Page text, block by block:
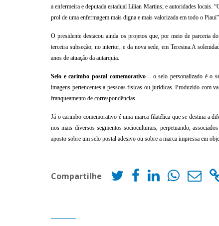
a enfermeira e deputada estadual Lilian Martins; e autoridades locais.
prol de uma enfermagem mais digna e mais valorizada em todo o
O presidente destacou ainda os projetos que, por meio de parceria
terceira subseção, no interior, e da nova sede, em Teresina.A
anos de atuação da autarquia.
Selo e carimbo postal comemorativo– o selo personalizado é o
imagens pertencentes a pessoas físicas ou jurídicas. Produzido com
franqueamento de correspondências.
Já o carimbo comemorativo é uma marca filatélica que se destina a
nos mais diversos segmentos socioculturais, perpetuando,
aposto sobre um selo postal adesivo ou sobre a marca impressa em
Compartilhe